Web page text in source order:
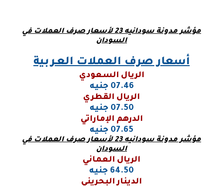
مؤشر مدونة سودانيه 23 لأسعار صرف العملات في
السودان
أسعار صرف العملات العـربية
الريال السعودي
07.46 جنيه
الريال القطري
07.50 جنيه
الدرهم الإماراتي
07.65 جنيه
مؤشر مدونة سودانيه 23 لأسعار صرف العملات في
السودان
الريال العماني
64.50 جنيه
الدينار البحريني